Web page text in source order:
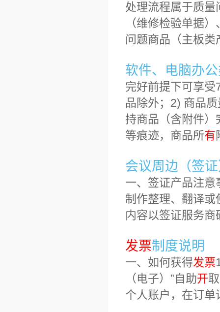
处理流程属于质
（维修检验单据
问题商品（主板
软件、电脑办
完好前提下可享
品除外；2) 商品
持商品（含附件）
等痕迹，商品所有
会议周边（签
一、签证产品注
制作整理、翻译
内容以签证服务
发票制度说明
一、如何获得发票
（电子）”自助开
个人账户，在订单